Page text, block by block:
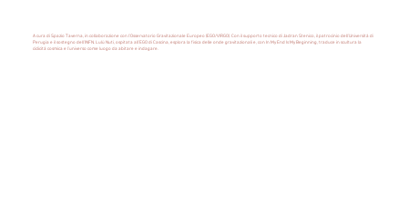
A cura di Spazio Taverna, in collaborazione con l’Osservatorio Gravitazionale Europeo (EGO/VIRGO). Con il supporto tecnico di Jadran Stenico, il patrocinio dell’Università di
Perugia e il sostegno dell’INFN. Lulù Nuti, ospitata all’EGO di Cascina, esplora la fisica delle onde gravitazionali e, con In My End Is My Beginning, traduce in scultura la
ciclicità cosmica e l’universo come luogo da abitare e indagare.